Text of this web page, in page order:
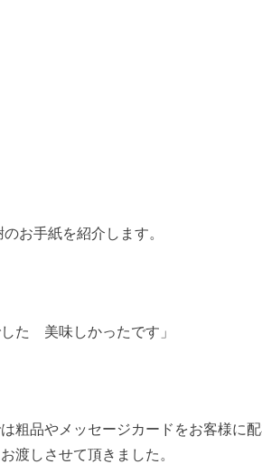
お手紙を紹介します。
た 美味しかったです」
粗品やメッセージカードをお客様に
渡しさせて頂きました。